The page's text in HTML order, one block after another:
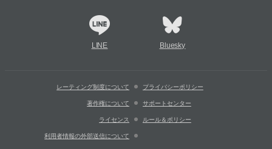
LINE Bluesky
レーティング制度について プライバシーポリシー
著作権について サポートセンター
ライセンス ルール＆ポリシー
利用者情報の外部送信について